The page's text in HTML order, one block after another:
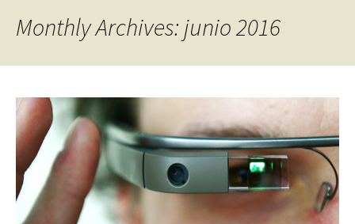
Monthly Archives: junio 2016